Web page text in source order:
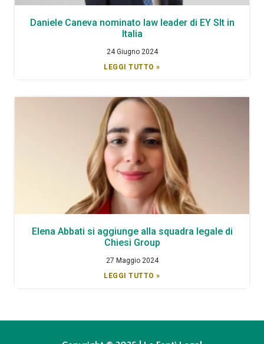
Daniele Caneva nominato law leader di EY Slt in
Italia
24 Giugno 2024
LEGGI TUTTO »
Elena Abbati si aggiunge alla squadra legale di
Chiesi Group
27 Maggio 2024
LEGGI TUTTO »